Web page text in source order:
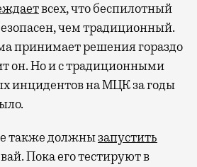
всех, что беспилотный
чем традиционный.
принимает решения гораздо
он. Но и с традиционными
инцидентов на МЦК за годы
также должнызапустить
Пока его тестируют в